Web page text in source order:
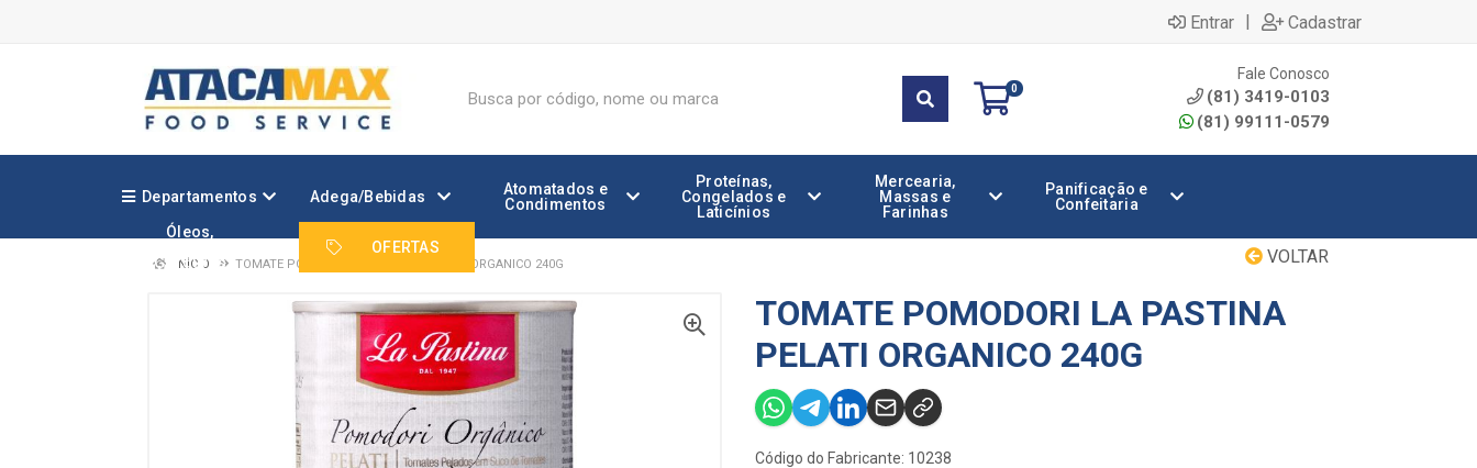
Entrar | Cadastrar
0
Fale Conosco
(81) 3419-0103
(81) 99111-0579
Departamentos Adega/Bebidas
Atomatados e
Condimentos
Proteínas,
Congelados e
Laticínios
Mercearia,
Massas e
Farinhas
Panificação e
Confeitaria
Óleos,
Gorduras
OFERTAS VOLTAR
INÍCIO TOMATE POMODORI LA PASTINA PELATI ORGANICO 240G
TOMATE POMODORI LA PASTINA
PELATI ORGANICO 240G
Código do Fabricante: 10238